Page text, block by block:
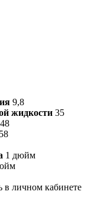
9,8
жидкости 35
58
1 дюйм
в личном кабинете